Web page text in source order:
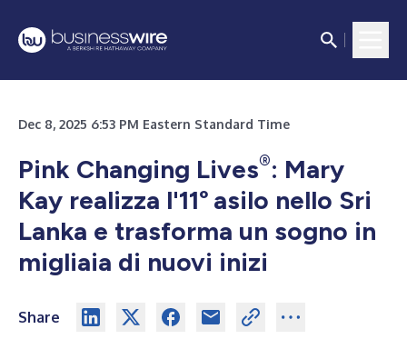
Dec 8, 2025 6:53 PM Eastern Standard Time
Pink Changing Lives®: Mary
Kay realizza l'11° asilo nello Sri
Lanka e trasforma un sogno in
migliaia di nuovi inizi
Share